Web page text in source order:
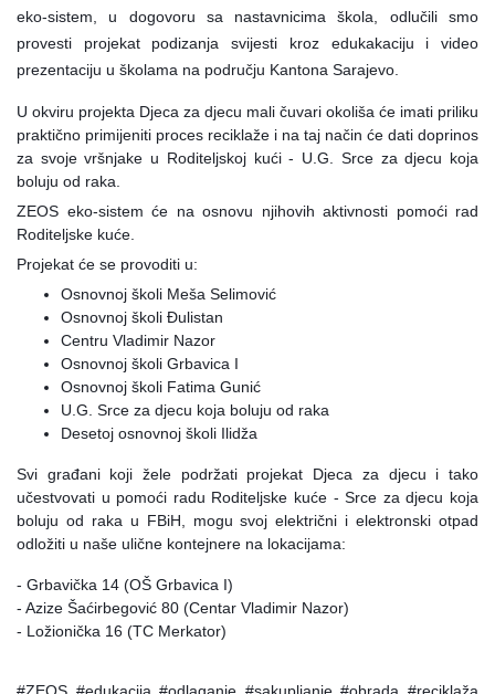
eko-sistem, u dogovoru sa nastavnicima škola, odlučili smo
provesti projekat podizanja svijesti kroz edukakaciju i video
prezentaciju u školama na području Kantona Sarajevo.
U okviru projekta Djeca za djecu mali čuvari okoliša će imati priliku
praktično primijeniti proces reciklaže i na taj način će dati doprinos
za svoje vršnjake u Roditeljskoj kući - U.G. Srce za djecu koja
boluju od raka.
ZEOS eko-sistem će na osnovu njihovih aktivnosti pomoći rad
Roditeljske kuće.
Projekat će se provoditi u:
Osnovnoj školi Meša Selimović
Osnovnoj školi Đulistan
Centru Vladimir Nazor
Osnovnoj školi Grbavica I
Osnovnoj školi Fatima Gunić
U.G. Srce za djecu koja boluju od raka
Desetoj osnovnoj školi Ilidža
Svi građani koji žele podržati projekat Djeca za djecu i tako
učestvovati u pomoći radu Roditeljske kuće - Srce za djecu koja
boluju od raka u FBiH, mogu svoj električni i elektronski otpad
odložiti u naše ulične kontejnere na lokacijama:
- Grbavička 14 (OŠ Grbavica I)
- Azize Šaćirbegović 80 (Centar Vladimir Nazor)
- Ložionička 16 (TC Merkator)